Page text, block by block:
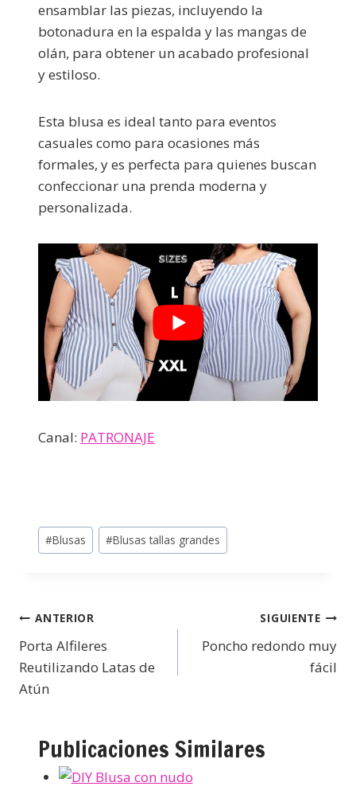
ensamblar las piezas, incluyendo la
botonadura en la espalda y las mangas de
olán, para obtener un acabado profesional
y estiloso.
Esta blusa es ideal tanto para eventos
casuales como para ocasiones más
formales, y es perfecta para quienes buscan
confeccionar una prenda moderna y
personalizada.
Canal: PATRONAJE
#Blusas #Blusas tallas grandes
ANTERIOR
Porta Alfileres
Reutilizando Latas de
Atún
SIGUIENTE
Poncho redondo muy
fácil
Publicaciones Similares